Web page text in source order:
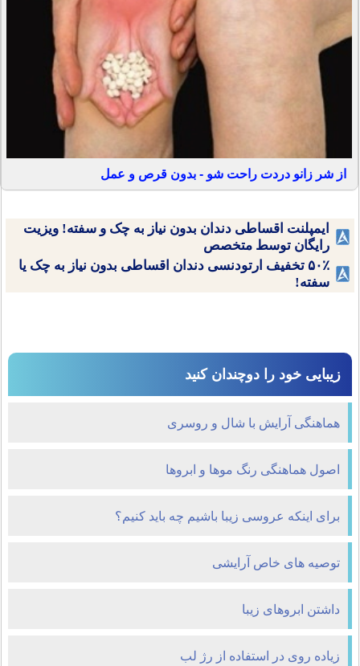
از شر زانو دردت راحت شو - بدون قرص و عمل
ایمپلنت اقساطی دندان بدون نیاز به چک و سفته! ویزیت
رایگان توسط متخصص
۵۰٪ تخفیف ارتودنسی دندان اقساطی بدون نیاز به چک یا
سفته!
زیبایی خود را دوچندان کنید
هماهنگی آرایش با شال و روسری
اصول هماهنگی رنگ موها و ابروها
برای اینکه عروسی زیبا باشیم چه باید کنیم؟
توصیه های خاص آرایشی
داشتن ابروهای زیبا
زیاده روی در استفاده از رژ لب